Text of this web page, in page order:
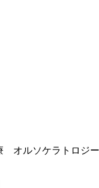
オルソケラトロジ